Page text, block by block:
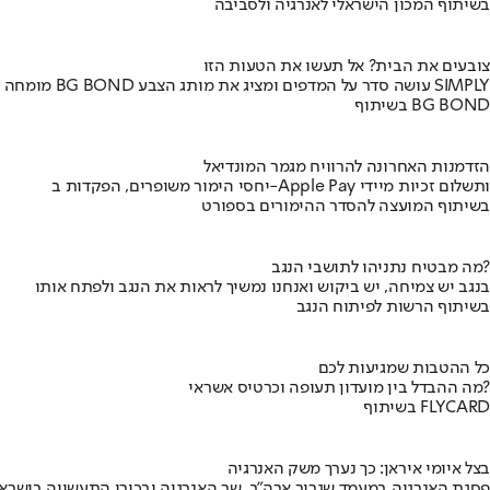
בשיתוף המכון הישראלי לאנרגיה ולסביבה
צובעים את הבית? אל תעשו את הטעות הזו
מומחה BG BOND עושה סדר על המדפים ומציג את מותג הצבע SIMPLY
בשיתוף BG BOND
הזדמנות האחרונה להרוויח מגמר המונדיאל
יחסי הימור משופרים, הפקדות ב-Apple Pay ותשלום זכיות מיידי
בשיתוף המועצה להסדר ההימורים בספורט
מה מבטיח נתניהו לתושבי הנגב?
בנגב יש צמיחה, יש ביקוש ואנחנו נמשיך לראות את הנגב ולפתח אותו
בשיתוף הרשות לפיתוח הנגב
כל ההטבות שמגיעות לכם
מה ההבדל בין מועדון תעופה וכרטיס אשראי?
בשיתוף FLYCARD
בצל איומי איראן: כך נערך משק האנרגיה